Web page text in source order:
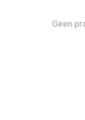
Geen